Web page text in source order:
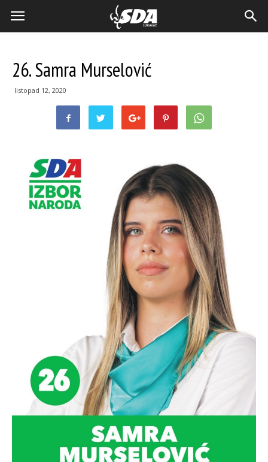
26. Samra Murselović
listopad 12, 2020